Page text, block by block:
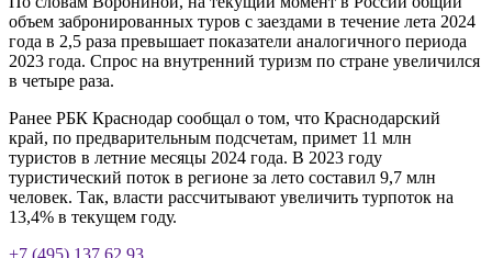
объем забронированных туров с заездами в течение лета 2024
года в 2,5 раза превышает показатели аналогичного периода
2023 года. Спрос на внутренний туризм по стране увеличился
в четыре раза.
Ранее РБК Краснодар сообщал о том, что Краснодарский
край, по предварительным подсчетам, примет 11 млн
туристов в летние месяцы 2024 года. В 2023 году
туристический поток в регионе за лето составил 9,7 млн
человек. Так, власти рассчитывают увеличить турпоток на
13,4% в текущем году.
+7 (495) 137 62 93